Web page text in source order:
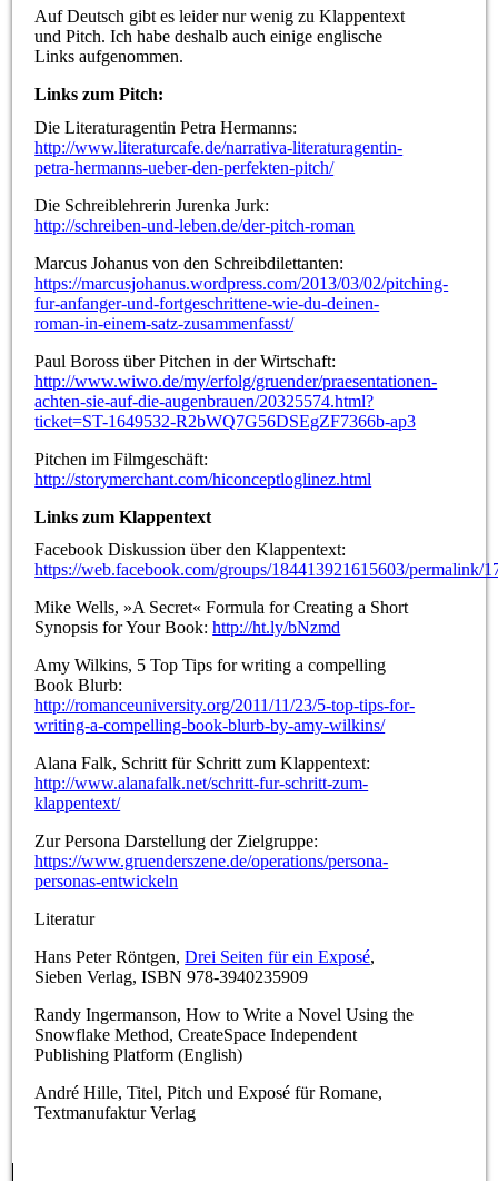
Auf Deutsch gibt es leider nur wenig zu Klappentext
und Pitch. Ich habe deshalb auch einige englische
Links aufgenommen.
Links zum Pitch:
Die Literaturagentin Petra Hermanns:
http://www.literaturcafe.de/narrativa-literaturagentin-
petra-hermanns-ueber-den-perfekten-pitch/
Die Schreiblehrerin Jurenka Jurk:
http://schreiben-und-leben.de/der-pitch-roman
Marcus Johanus von den Schreibdilettanten:
https://marcusjohanus.wordpress.com/2013/03/02/pitching-
fur-anfanger-und-fortgeschrittene-wie-du-deinen-
roman-in-einem-satz-zusammenfasst/
Paul Boross über Pitchen in der Wirtschaft:
http://www.wiwo.de/my/erfolg/gruender/praesentationen-
achten-sie-auf-die-augenbrauen/20325574.html?
ticket=ST-1649532-R2bWQ7G56DSEgZF7366b-ap3
Pitchen im Filmgeschäft:
http://storymerchant.com/hiconceptloglinez.html
Links zum Klappentext
Facebook Diskussion über den Klappentext:
https://web.facebook.com/groups/184413921615603/permalink/
Mike Wells, »A Secret« Formula for Creating a Short
Synopsis for Your Book:http://ht.ly/bNzmd
Amy Wilkins, 5 Top Tips for writing a compelling
Book Blurb:
http://romanceuniversity.org/2011/11/23/5-top-tips-for-
writing-a-compelling-book-blurb-by-amy-wilkins/
Alana Falk, Schritt für Schritt zum Klappentext:
http://www.alanafalk.net/schritt-fur-schritt-zum-
klappentext/
Zur Persona Darstellung der Zielgruppe:
https://www.gruenderszene.de/operations/persona-
personas-entwickeln
Literatur
Hans Peter Röntgen,Drei Seiten für ein Exposé,
Sieben Verlag, ISBN 978-3940235909
Randy Ingermanson, How to Write a Novel Using the
Snowflake Method, CreateSpace Independent
Publishing Platform (English)
André Hille, Titel, Pitch und Exposé für Romane,
Textmanufaktur Verlag